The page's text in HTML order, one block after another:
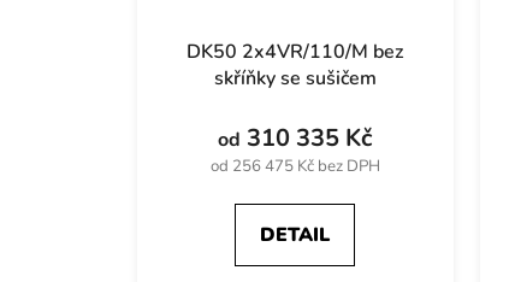
DK50 2x4VR/110/M bez
skříňky se sušičem
od 256 475 Kč bez DPH
od 310 335 Kč
DETAIL